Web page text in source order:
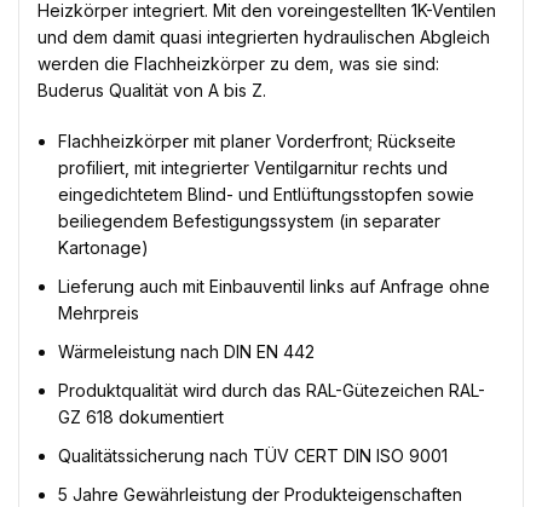
Heizkörper integriert. Mit den voreingestellten 1K-Ventilen
und dem damit quasi integrierten hydraulischen Abgleich
werden die Flachheizkörper zu dem, was sie sind:
Buderus Qualität von A bis Z.
Flachheizkörper mit planer Vorderfront; Rückseite
profiliert, mit integrierter Ventilgarnitur rechts und
eingedichtetem Blind- und Entlüftungsstopfen sowie
beiliegendem Befestigungssystem (in separater
Kartonage)
Lieferung auch mit Einbauventil links auf Anfrage ohne
Mehrpreis
Wärmeleistung nach DIN EN 442
Produktqualität wird durch das RAL-Gütezeichen RAL-
GZ 618 dokumentiert
Qualitätssicherung nach TÜV CERT DIN ISO 9001
5 Jahre Gewährleistung der Produkteigenschaften